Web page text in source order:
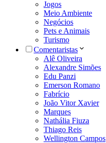
Jogos
Meio Ambiente
Negócios
Pets e Animais
Turismo
Comentaristas
Alê Oliveira
Alexandre Simões
Edu Panzi
Emerson Romano
Fabrício
João Vitor Xavier
Marques
Nathália Fiuza
Thiago Reis
Wellington Campos